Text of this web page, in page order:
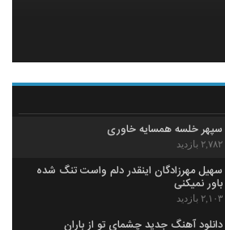
سپهر خلسه همسایه خاوری
۲,۷۸۲ بازدید
سهیل مهرزادگان اینقدر دلم واست تنگ شده
باور نمیکنی
۲,۱۰۳ بازدید
دانلود آهنگ جدید چشمای تو از باران